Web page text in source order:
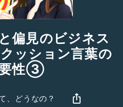
偏見のビジネス
ッション言葉の
性③
、どうなの？